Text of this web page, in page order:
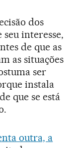
dos
interesse,
de que as
as situações
ser
instala
que se está
outra, a